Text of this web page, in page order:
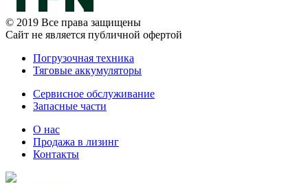
© 2019 Все права защищены
Сайт не является публичной офертой
Погрузочная техника
Тяговые аккумуляторы
Сервисное обслуживание
Запасные части
О нас
Продажа в лизинг
Контакты